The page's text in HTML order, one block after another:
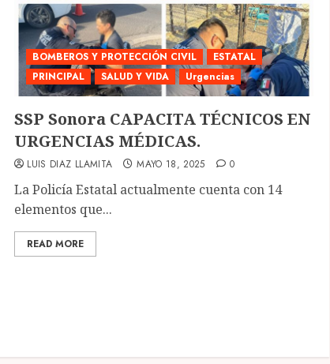
BOMBEROS Y PROTECCIÓN CIVIL
ESTATAL
PRINCIPAL
SALUD Y VIDA Urgencias
SSP Sonora CAPACITA TÉCNICOS EN
URGENCIAS MÉDICAS.
LUIS DIAZ LLAMITA MAYO 18, 2025 0
La Policía Estatal actualmente cuenta con 14
elementos que...
READ MORE